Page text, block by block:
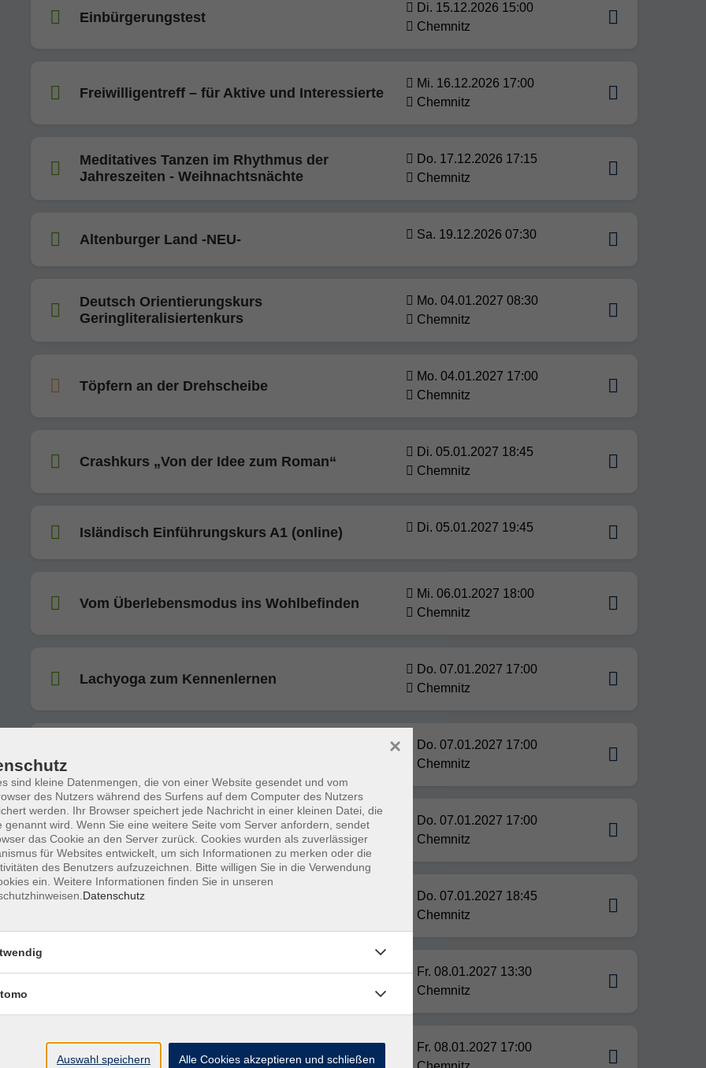
Einbürgerungstest
Di. 15.12.2026 15:00
Chemnitz
Freiwilligentreff – für Aktive und Interessierte
Mi. 16.12.2026 17:00
Chemnitz
Meditatives Tanzen im Rhythmus der
Jahreszeiten - Weihnachtsnächte
Do. 17.12.2026 17:15
Chemnitz
Altenburger Land -NEU- Sa. 19.12.2026 07:30
Deutsch Orientierungskurs
Geringliteralisiertenkurs
Mo. 04.01.2027 08:30
Chemnitz
Töpfern an der Drehscheibe
Mo. 04.01.2027 17:00
Chemnitz
Crashkurs „Von der Idee zum Roman“
Di. 05.01.2027 18:45
Chemnitz
Isländisch Einführungskurs A1 (online) Di. 05.01.2027 19:45
Vom Überlebensmodus ins Wohlbefinden
Mi. 06.01.2027 18:00
Chemnitz
Lachyoga zum Kennenlernen
Do. 07.01.2027 17:00
Chemnitz
Do. 07.01.2027 17:00
Chemnitz
Sanftes Yoga: Die Kunst des Loslassens
Do. 07.01.2027 17:00
Chemnitz
Do. 07.01.2027 18:45
Chemnitz
Fr. 08.01.2027 13:30
Chemnitz
Eine Letteringreise geht weiter
Fr. 08.01.2027 17:00
sind kleine Datenmengen, die von einer Website gesendet und vom
des Nutzers während des Surfens auf dem Computer des Nutzers
werden. Ihr Browser speichert jede Nachricht in einer kleinen Datei, die
genannt wird. Wenn Sie eine weitere Seite vom Server anfordern, sendet
das Cookie an den Server zurück. Cookies wurden als zuverlässiger
für Websites entwickelt, um sich Informationen zu merken oder die
des Benutzers aufzuzeichnen. Bitte willigen Sie in die Verwendung
ein. Weitere Informationen finden Sie in unseren
Datenschutz
×
Auswahl speichern Alle Cookies akzeptieren und schließen